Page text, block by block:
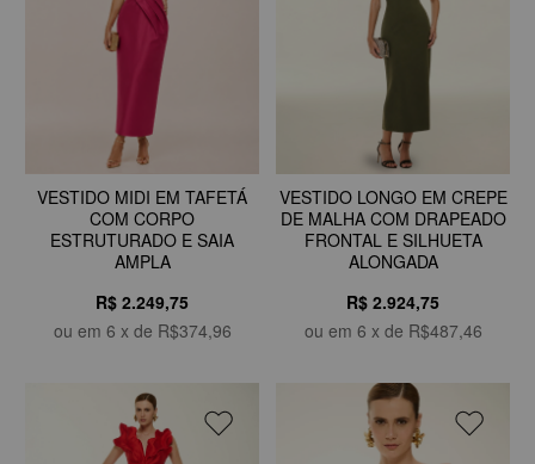
VESTIDO MIDI EM TAFETÁ
COM CORPO
ESTRUTURADO E SAIA
AMPLA
R$ 2.249,75
ou em 6 x de R$374,96
VESTIDO LONGO EM CREPE
DE MALHA COM DRAPEADO
FRONTAL E SILHUETA
ALONGADA
R$ 2.924,75
ou em 6 x de R$487,46